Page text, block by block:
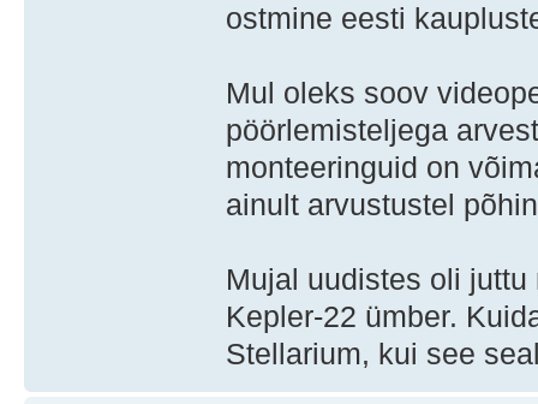
ostmine eesti
Mul oleks soov
pöörlemisteljega
monteeringuid on
ainult arvustustel
Mujal uudistes oli
Kepler-22 ümber.
Stellarium, kui see